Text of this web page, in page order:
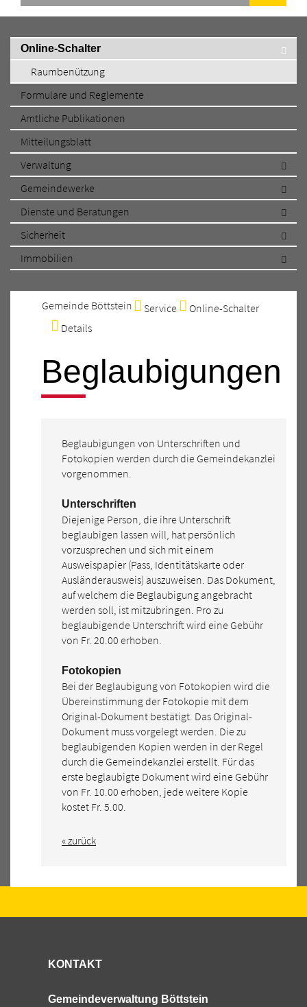
Navigation
überspringen
Online-Schalter
Raumbenützung
Formulare und Reglemente
Amtliche Publikationen
Mitteilungsblatt
Verwaltung
Gemeindewerke
Dienste und Beratungen
Sicherheit
Immobilien
Gemeinde Böttstein Service
Online-Schalter
Details
Beglaubigungen
Beglaubigungen von Unterschriften und
Fotokopien werden durch die Gemeindekanzlei
vorgenommen.
Unterschriften
Diejenige Person, die ihre Unterschrift
beglaubigen lassen will, hat persönlich
vorzusprechen und sich mit einem
Ausweispapier (Pass, Identitätskarte oder
Ausländerausweis) auszuweisen. Das Dokument,
auf welchem die Beglaubigung angebracht
werden soll, ist mitzubringen. Pro zu
beglaubigende Unterschrift wird eine Gebühr
von Fr. 20.00 erhoben.
Fotokopien
Bei der Beglaubigung von Fotokopien wird die
Übereinstimmung der Fotokopie mit dem
Original-Dokument bestätigt. Das Original-
Dokument muss vorgelegt werden. Die zu
beglaubigenden Kopien werden in der Regel
durch die Gemeindekanzlei erstellt. Für das
erste beglaubigte Dokument wird eine Gebühr
von Fr. 10.00 erhoben, jede weitere Kopie
kostet Fr. 5.00.
« zurück
KONTAKT
Gemeindeverwaltung Böttstein